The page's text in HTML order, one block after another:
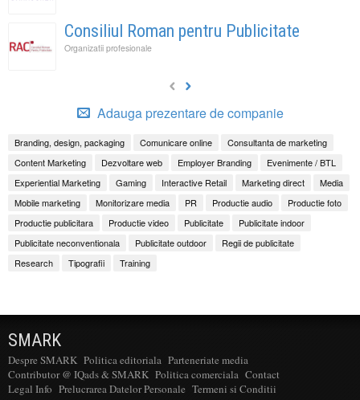
Consiliul Roman pentru Publicitate
Organizatii profesionale
Adauga prezentare de companie
Branding, design, packaging Comunicare online
Consultanta de marketing
Content Marketing
Dezvoltare web Employer Branding
Evenimente / BTL
Experiential Marketing
Gaming Interactive Retail Marketing direct
Media
Mobile marketing
Monitorizare media PR Productie audio
Productie foto
Productie publicitara
Productie video Publicitate
Publicitate indoor
Publicitate neconventionala
Publicitate outdoor
Regii de publicitate
Research
Tipografii Training
SMARK
Despre SMARK Politica editoriala Parteneriate media
Contributor @ IQads & SMARK Politica comerciala Contact
Legal Info Prelucrarea Datelor Personale Termeni si Conditii